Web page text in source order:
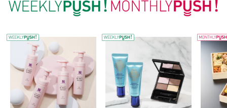
WEEKLY PUSH